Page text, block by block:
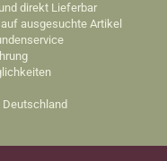
direkt Lieferbar
ausgesuchte Artikel